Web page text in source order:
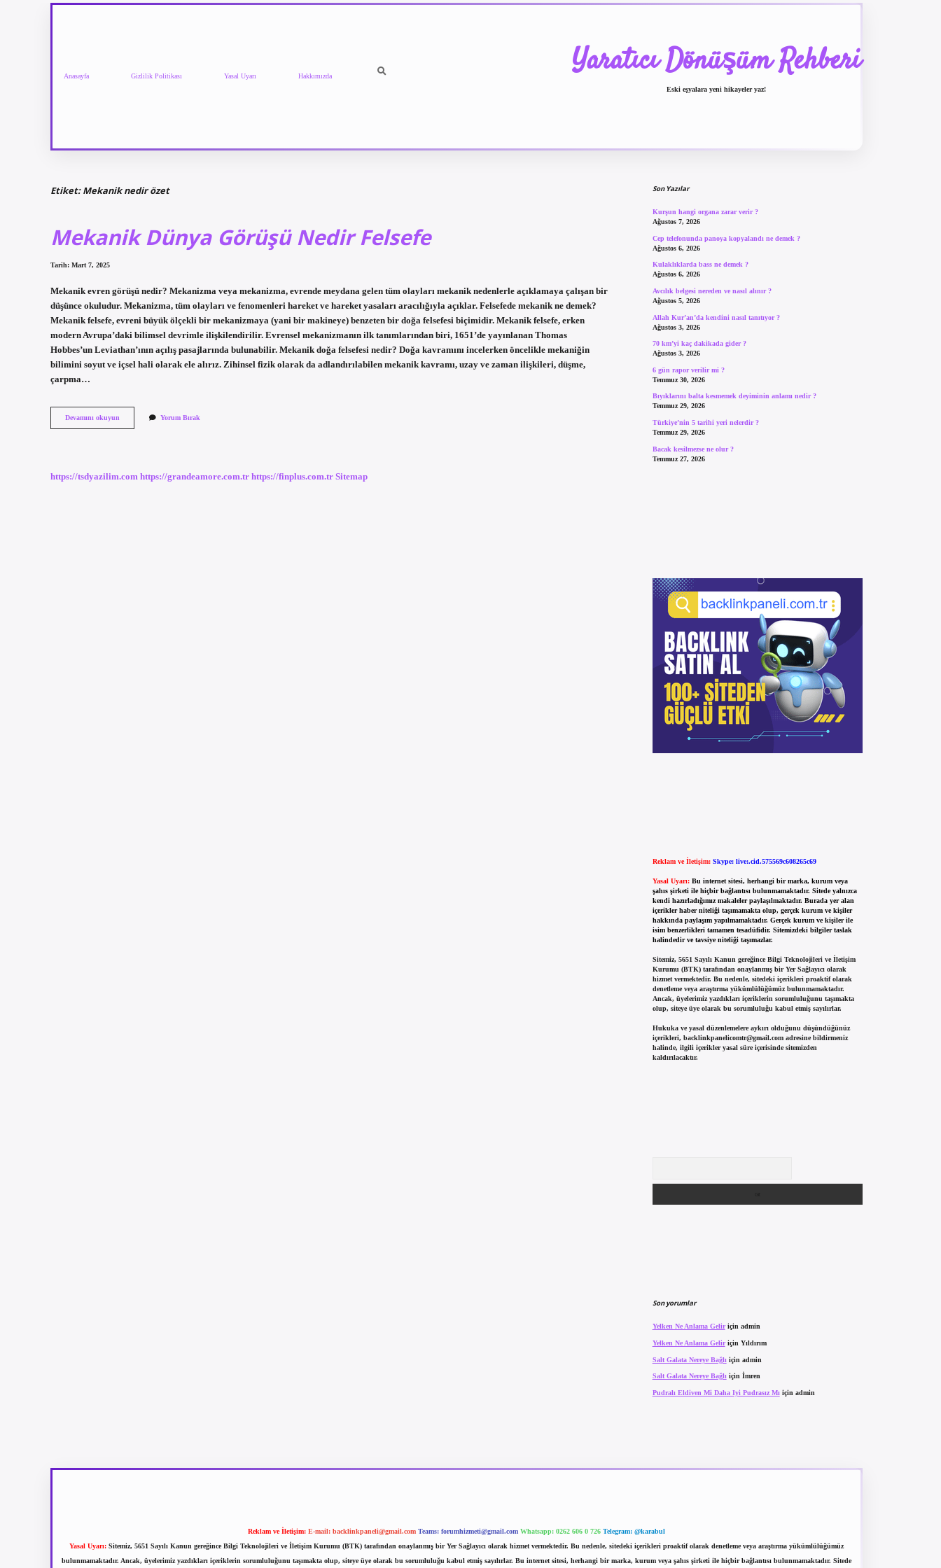
Anasayfa Gizlilik Politikası Yasal Uyarı Hakkımızda Yaratıcı Dönüşüm Rehberi
Eski eşyalara yeni hikayeler yaz!
Etiket:Mekanik nedir özet
Mekanik Dünya Görüşü Nedir Felsefe
Tarih: Mart 7, 2025
Mekanik evren görüşü nedir? Mekanizma veya mekanizma, evrende meydana gelen tüm olayları mekanik nedenlerle açıklamaya çalışan bir
düşünce okuludur. Mekanizma, tüm olayları ve fenomenleri hareket ve hareket yasaları aracılığıyla açıklar. Felsefede mekanik ne demek?
Mekanik felsefe, evreni büyük ölçekli bir mekanizmaya (yani bir makineye) benzeten bir doğa felsefesi biçimidir. Mekanik felsefe, erken
modern Avrupa’daki bilimsel devrimle ilişkilendirilir. Evrensel mekanizmanın ilk tanımlarından biri, 1651’de yayınlanan Thomas
Hobbes’un Leviathan’ının açılış pasajlarında bulunabilir. Mekanik doğa felsefesi nedir? Doğa kavramını incelerken öncelikle mekaniğin
bilimini soyut ve içsel hali olarak ele alırız. Zihinsel fizik olarak da adlandırılabilen mekanik kavramı, uzay ve zaman ilişkileri, düşme,
çarpma…
Devamını okuyun
Dünya
Yorum Bırak
https://tsdyazilim.com https://grandeamore.com.tr https://finplus.com.tr Sitemap
Son Yazılar
Kurşun hangi organa zarar verir ?
Ağustos 7, 2026
Cep telefonunda panoya kopyalandı ne demek ?
Ağustos 6, 2026
Kulaklıklarda bass ne demek ?
Ağustos 6, 2026
Avcılık belgesi nereden ve nasıl alınır ?
Ağustos 5, 2026
Allah Kur’an’da kendini nasıl tanıtıyor ?
Ağustos 3, 2026
70 km’yi kaç dakikada gider ?
Ağustos 3, 2026
6 gün rapor verilir mi ?
Temmuz 30, 2026
Bıyıklarını balta kesmemek deyiminin anlamı nedir ?
Temmuz 29, 2026
Türkiye’nin 5 tarihi yeri nelerdir ?
Temmuz 29, 2026
Bacak kesilmezse ne olur ?
Temmuz 27, 2026
Reklam ve İletişim: Skype: live:.cid.575569c608265c69
Yasal Uyarı: Bu internet sitesi, herhangi bir marka, kurum veya
şahıs şirketi ile hiçbir bağlantısı bulunmamaktadır. Sitede yalnızca
kendi hazırladığımız makaleler paylaşılmaktadır. Burada yer alan
içerikler haber niteliği taşımamakta olup, gerçek kurum ve kişiler
hakkında paylaşım yapılmamaktadır. Gerçek kurum ve kişiler ile
isim benzerlikleri tamamen tesadüfidir. Sitemizdeki bilgiler taslak
halindedir ve tavsiye niteliği taşımazlar.
Sitemiz, 5651 Sayılı Kanun gereğince Bilgi Teknolojileri ve İletişim
Kurumu (BTK) tarafından onaylanmış bir Yer Sağlayıcı olarak
hizmet vermektedir. Bu nedenle, sitedeki içerikleri proaktif olarak
denetleme veya araştırma yükümlülüğümüz bulunmamaktadır.
Ancak, üyelerimiz yazdıkları içeriklerin sorumluluğunu taşımakta
olup, siteye üye olarak bu sorumluluğu kabul etmiş sayılırlar.
Hukuka ve yasal düzenlemelere aykırı olduğunu düşündüğünüz
içerikleri, backlinkpanelicomtr@gmail.comadresine bildirmeniz
halinde, ilgili içerikler yasal süre içerisinde sitemizden
kaldırılacaktır.
Son yorumlar
Yelken Ne Anlama Geliriçin admin
Yelken Ne Anlama Geliriçin Yıldırım
Salt Galata Nereye Bağlı için admin
Salt Galata Nereye Bağlı için İmren
Pudralı Eldiven Mi Daha Iyi Pudrasız Mı için admin
Reklam ve İletişim: E-mail: backlinkpaneli@gmail.com Teams: forumhizmeti@gmail.com Whatsapp: 0262 606 0 726 Telegram: @karabul
Yasal Uyarı: Sitemiz, 5651 Sayılı Kanun gereğince Bilgi Teknolojileri ve İletişim Kurumu (BTK) tarafından onaylanmış bir Yer Sağlayıcı olarak hizmet vermektedir. Bu nedenle, sitedeki içerikleri proaktif olarak denetleme veya araştırma yükümlülüğümüz
bulunmamaktadır. Ancak, üyelerimiz yazdıkları içeriklerin sorumluluğunu taşımakta olup, siteye üye olarak bu sorumluluğu kabul etmiş sayılırlar. Bu internet sitesi, herhangi bir marka, kurum veya şahıs şirketi ile hiçbir bağlantısı bulunmamaktadır. Sitede